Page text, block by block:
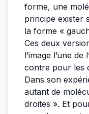
forme, une
principe exister
la forme «
Ces deux
l’image l’une
contre pour les
Dans son
autant de
droites ». Et